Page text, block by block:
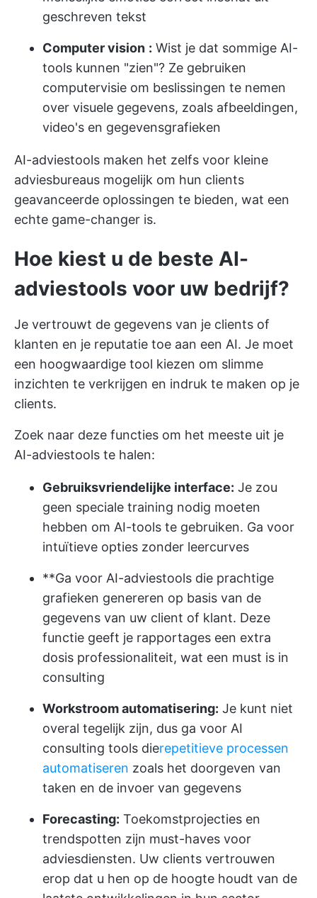
geschreven tekst
Computer vision : Wist je dat sommige AI-
tools kunnen "zien"? Ze gebruiken
computervisie om beslissingen te nemen
over visuele gegevens, zoals afbeeldingen,
video's en gegevensgrafieken
AI-adviestools maken het zelfs voor kleine
adviesbureaus mogelijk om hun clients
geavanceerde oplossingen te bieden, wat een
echte game-changer is.
Hoe kiest u de beste AI-
adviestools voor uw bedrijf?
Je vertrouwt de gegevens van je clients of
klanten en je reputatie toe aan een AI. Je moet
een hoogwaardige tool kiezen om slimme
inzichten te verkrijgen en indruk te maken op je
clients.
Zoek naar deze functies om het meeste uit je
AI-adviestools te halen:
Gebruiksvriendelijke interface: Je zou
geen speciale training nodig moeten
hebben om AI-tools te gebruiken. Ga voor
intuïtieve opties zonder leercurves
**Ga voor AI-adviestools die prachtige
grafieken genereren op basis van de
gegevens van uw client of klant. Deze
functie geeft je rapportages een extra
dosis professionaliteit, wat een must is in
consulting
Workstroom automatisering: Je kunt niet
overal tegelijk zijn, dus ga voor AI
consulting tools dierepetitieve processen
automatiseren zoals het doorgeven van
taken en de invoer van gegevens
Forecasting: Toekomstprojecties en
trendspotten zijn must-haves voor
adviesdiensten. Uw clients vertrouwen
erop dat u hen op de hoogte houdt van de